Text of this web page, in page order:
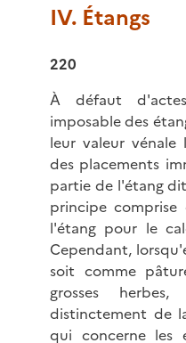
IV. Étangs
220
À défaut
imposable des
leur valeur
des placements
partie de l'étang
principe
l'étang pour le
Cependant,
soit comme
grosses
distinctement de
qui concerne les